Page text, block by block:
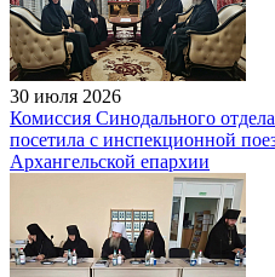
30 июля 2026
Комиссия Синодального
посетила с инспекционной
Архангельской епархии